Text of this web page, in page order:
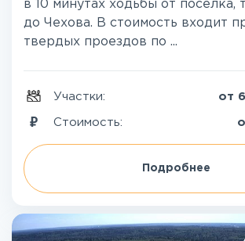
в 10 минутах ходьбы от поселка,
до Чехова. В стоимость входит
твердых проездов по ...
Участки: от
Стоимость:
Подробнее